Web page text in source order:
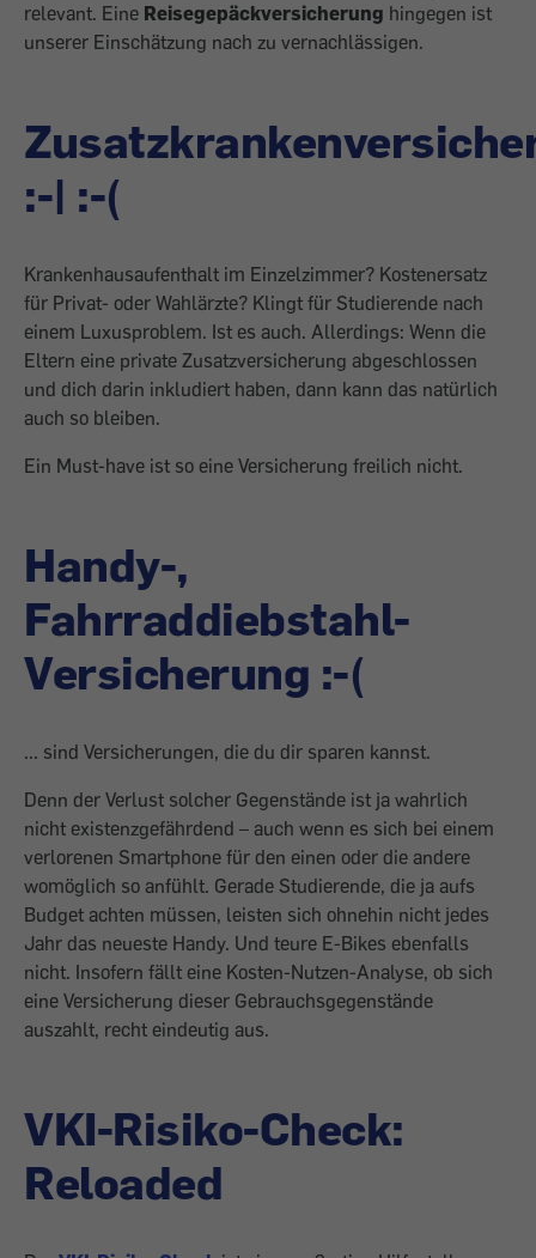
relevant. Eine Reisegepäckversicherung hingegen ist
unserer Einschätzung nach zu vernachlässigen.
:-| :-(
Krankenhausaufenthalt im Einzelzimmer? Kosten­ersatz
für Privat- oder Wahlärzte? Klingt für Studierende nach
einem Luxusproblem. Ist es auch. Allerdings: Wenn die
Eltern eine private Zusatzversicherung abgeschlossen
und dich darin inkludiert haben, dann kann das natürlich
auch so bleiben.
Ein Must-have ist so eine Versicherung freilich nicht.
Handy-,
Fahrraddiebstahl-
Versicherung :-(
... sind Versicherungen, die du dir sparen kannst.
Denn der Verlust solcher Gegenstände ist ja wahrlich
nicht existenzgefährdend – auch wenn es sich bei einem
verlorenen Smartphone für den einen oder die andere
womöglich so anfühlt. Gerade Studierende, die ja aufs
Budget achten müssen, leisten sich ohnehin nicht jedes
Jahr das neueste Handy. Und teure E-Bikes ebenfalls
nicht. Insofern fällt eine Kosten-Nutzen-Analyse, ob sich
eine Versicherung dieser Gebrauchsgegenstände
auszahlt, recht eindeutig aus.
VKI-Risiko-Check:
Reloaded